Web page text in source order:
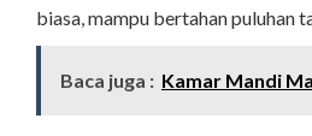
biasa, mampu bertahan puluhan
Baca juga : Kamar Mandi